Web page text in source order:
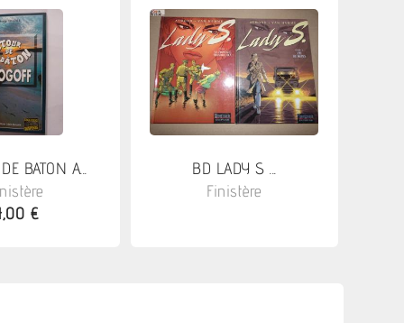
BATON A...
€
BD LADY S ...
Finistère